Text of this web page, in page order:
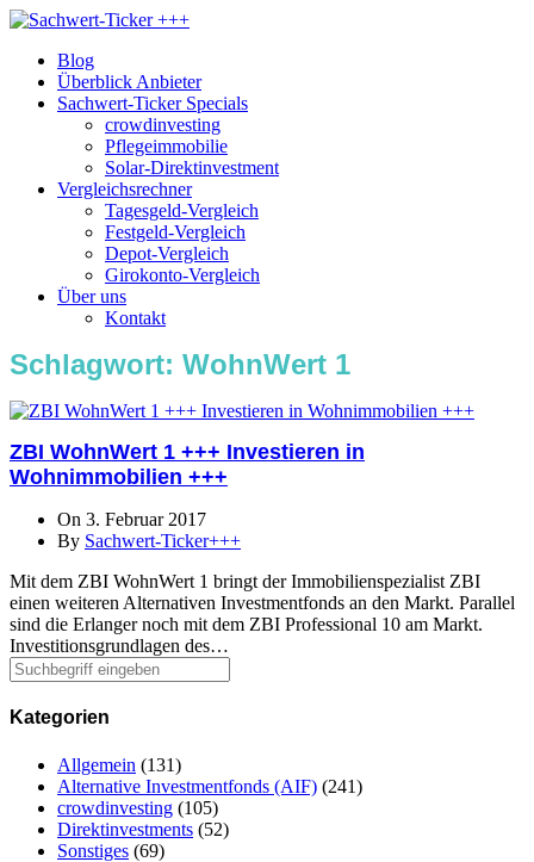
Blog
Überblick Anbieter
Sachwert-Ticker Specials
crowdinvesting
Pflegeimmobilie
Solar-Direktinvestment
Vergleichsrechner
Tagesgeld-Vergleich
Festgeld-Vergleich
Depot-Vergleich
Girokonto-Vergleich
Über uns
Kontakt
Schlagwort: WohnWert 1
ZBI WohnWert 1 +++ Investieren in
Wohnimmobilien +++
On 3. Februar 2017
By Sachwert-Ticker+++
Mit dem ZBI WohnWert 1 bringt der Immobilienspezialist ZBI
einen weiteren Alternativen Investmentfonds an den Markt. Parallel
sind die Erlanger noch mit dem ZBI Professional 10 am Markt.
Investitionsgrundlagen des…
Kategorien
Allgemein (131)
Alternative Investmentfonds (AIF) (241)
crowdinvesting (105)
Direktinvestments (52)
Sonstiges (69)